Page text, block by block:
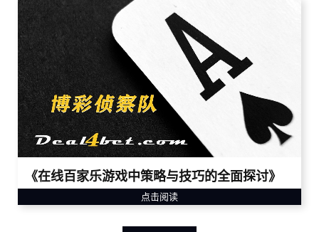
《在线百家乐游戏中策略与技巧的全面探讨》
点击阅读